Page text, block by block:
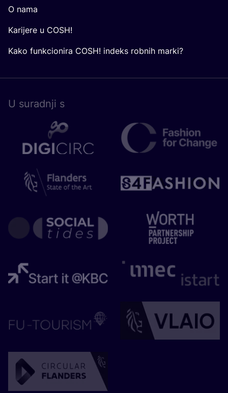
O nama
Karijere u COSH!
Kako funkcionira COSH! indeks robnih marki?
U surad­nji s